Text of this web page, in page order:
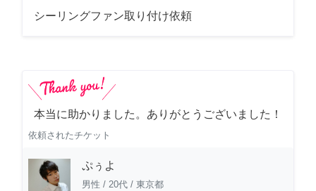
シーリングファン取り付け依頼
本当に助かりました。ありがとうございました！
依頼されたチケット
ぷぅよ
男性 / 20代 / 東京都